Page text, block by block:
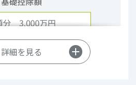
詳細を見る